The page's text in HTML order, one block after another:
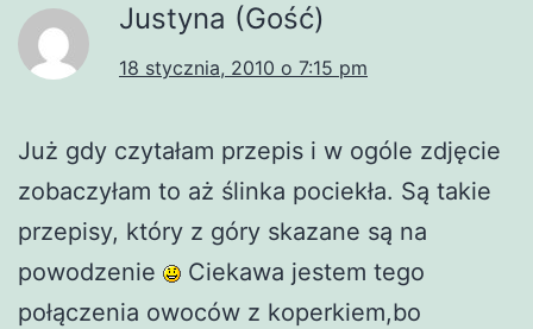
Justyna (Gość)
18 stycznia, 2010 o 7:15 pm
Już gdy czytałam przepis i w ogóle zdjęcie
zobaczyłam to aż ślinka pociekła. Są takie
przepisy, który z góry skazane są na
powodzenie
Ciekawa jestem tego
połączenia owoców z koperkiem,bo